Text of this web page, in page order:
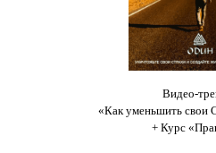
Видео-
«Как уменьшить свои
+ Курс